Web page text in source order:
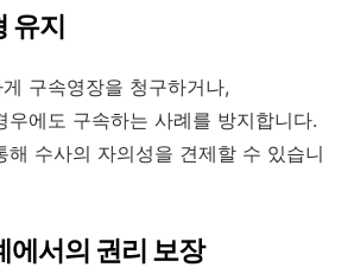
유지
구속영장을 청구하거나,
우에도 구속하는 사례를 방지합니다.
해 수사의 자의성을 견제할 수 있습니
에서의 권리 보장